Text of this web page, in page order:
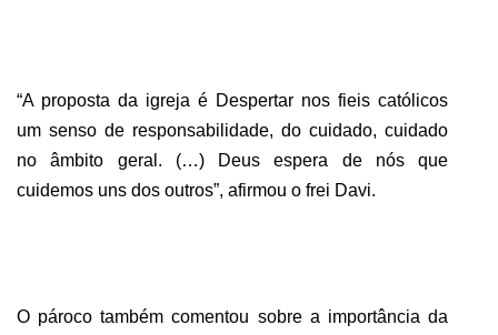
“A proposta da igreja é Despertar nos fieis católicos
um senso de responsabilidade, do cuidado, cuidado
no âmbito geral. (…) Deus espera de nós que
cuidemos uns dos outros”, afirmou o frei Davi.
O pároco também comentou sobre a importância da